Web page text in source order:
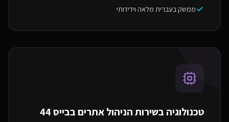
ממשק בעברית מלאה וידידותי
טכנולוגיה בשירות הניהול אתרים בבייס 44